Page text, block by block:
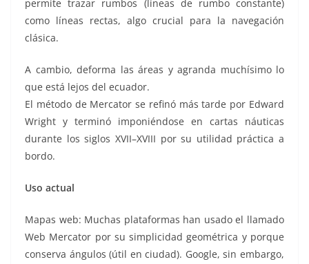
permite trazar rumbos (líneas de rumbo constante)
como líneas rectas, algo crucial para la navegación
clásica.
A cambio, deforma las áreas y agranda muchísimo lo
que está lejos del ecuador.
El método de Mercator se refinó más tarde por Edward
Wright y terminó imponiéndose en cartas náuticas
durante los siglos XVII–XVIII por su utilidad práctica a
bordo.
Uso actual
Mapas web: Muchas plataformas han usado el llamado
Web Mercator por su simplicidad geométrica y porque
conserva ángulos (útil en ciudad). Google, sin embargo,